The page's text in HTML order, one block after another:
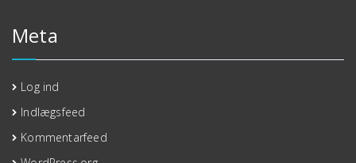
Meta
Log ind
Indlægsfeed
Kommentarfeed